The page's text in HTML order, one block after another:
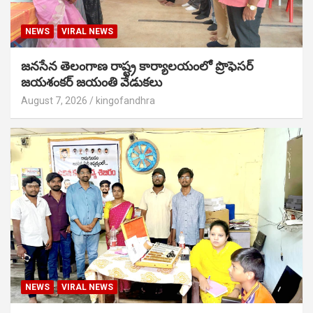
NEWS VIRAL NEWS
జనసేన తెలంగాణ రాష్ట్ర కార్యాలయంలో ప్రొఫెసర్
జయశంకర్ జయంతి వేడుకలు
August 7, 2026 kingofandhra
NEWS VIRAL NEWS